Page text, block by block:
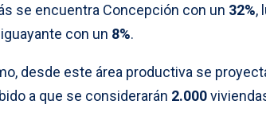
se encuentra Concepción con un 32%,
con un 8%.
desde este área productiva se
a que se considerarán 2.000